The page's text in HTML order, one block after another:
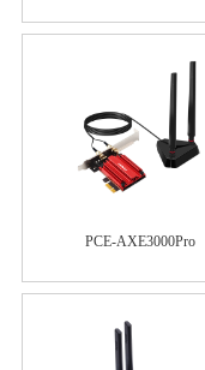
PCE-AXE3000Pro